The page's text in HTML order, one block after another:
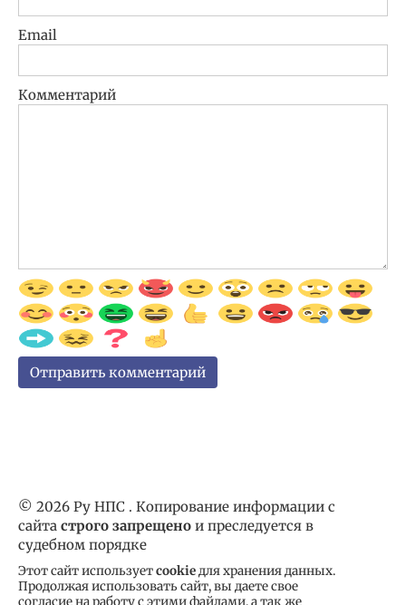
Email
Комментарий
© 2026 Ру НПС . Копирование информации с
сайта строго запрещено и преследуется в
судебном порядке
Этот сайт используетcookieдля хранения данных.
Продолжая использовать сайт, вы даете свое
согласие на работу с этими файлами, а так же